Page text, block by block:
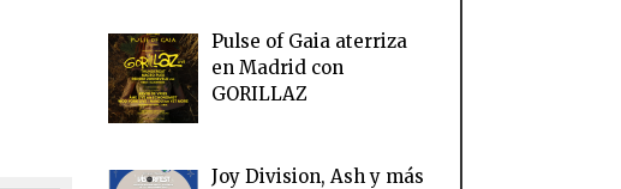
Pulse of Gaia aterriza
en Madrid con
GORILLAZ
Joy Division, Ash y más